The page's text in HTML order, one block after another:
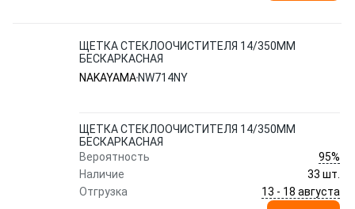
ЩЕТКА СТЕКЛООЧИСТИТЕЛЯ 14/350MM
БЕСКАРКАСНАЯ
NAKAYAMA NW714NY
ЩЕТКА СТЕКЛООЧИСТИТЕЛЯ 14/350MM
БЕСКАРКАСНАЯ
Вероятность
95%
Наличие
33 шт.
Отгрузка
13 - 18 августа